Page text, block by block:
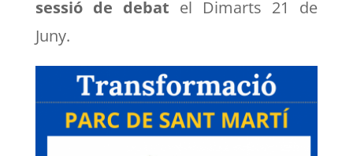
sessió de debat el Dimarts 21 de
Juny.